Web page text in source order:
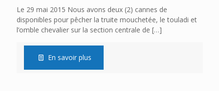
Le 29 mai 2015 Nous avons deux (2) cannes de
disponibles pour pêcher la truite mouchetée, le touladi et
l’omble chevalier sur la section centrale de […]
En savoir plus